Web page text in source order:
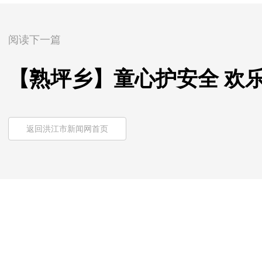
阅读下一篇
【熟坪乡】童心护安全 欢
返回洪江市新闻网首页